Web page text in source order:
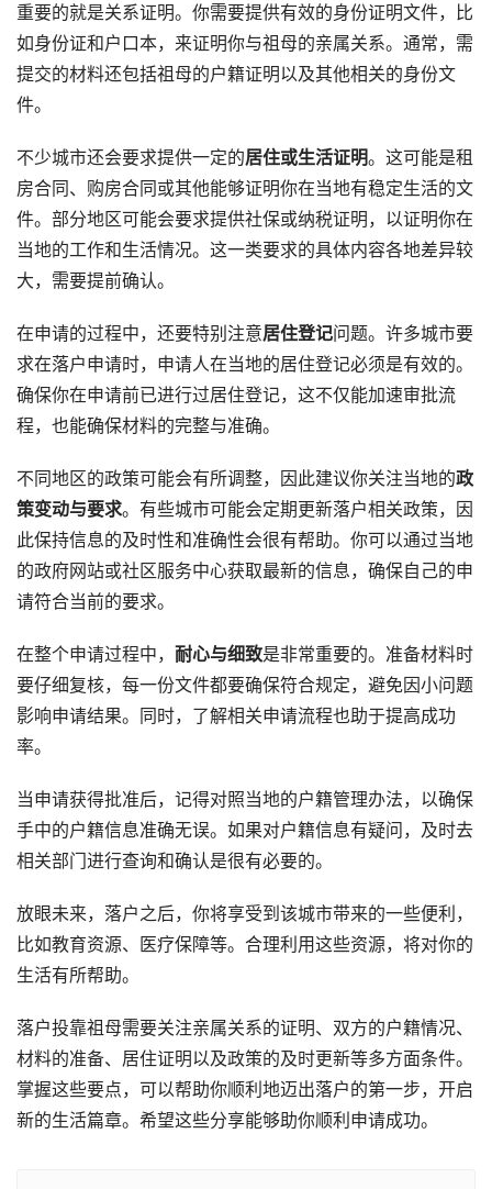
重要的就是关系证明。你需要提供有效的身份证明文件，比
如身份证和户口本，来证明你与祖母的亲属关系。通常，需
提交的材料还包括祖母的户籍证明以及其他相关的身份文
件。
不少城市还会要求提供一定的居住或生活证明。这可能是租
房合同、购房合同或其他能够证明你在当地有稳定生活的文
件。部分地区可能会要求提供社保或纳税证明，以证明你在
当地的工作和生活情况。这一类要求的具体内容各地差异较
大，需要提前确认。
在申请的过程中，还要特别注意居住登记问题。许多城市要
求在落户申请时，申请人在当地的居住登记必须是有效的。
确保你在申请前已进行过居住登记，这不仅能加速审批流
程，也能确保材料的完整与准确。
不同地区的政策可能会有所调整，因此建议你关注当地的政
策变动与要求。有些城市可能会定期更新落户相关政策，因
此保持信息的及时性和准确性会很有帮助。你可以通过当地
的政府网站或社区服务中心获取最新的信息，确保自己的申
请符合当前的要求。
在整个申请过程中， 耐心与细致是非常重要的。准备材料时
要仔细复核，每一份文件都要确保符合规定，避免因小问题
影响申请结果。同时，了解相关申请流程也助于提高成功
率。
当申请获得批准后，记得对照当地的户籍管理办法，以确保
手中的户籍信息准确无误。如果对户籍信息有疑问，及时去
相关部门进行查询和确认是很有必要的。
放眼未来，落户之后，你将享受到该城市带来的一些便利，
比如教育资源、医疗保障等。合理利用这些资源，将对你的
生活有所帮助。
落户投靠祖母需要关注亲属关系的证明、双方的户籍情况、
材料的准备、居住证明以及政策的及时更新等多方面条件。
掌握这些要点，可以帮助你顺利地迈出落户的第一步，开启
新的生活篇章。希望这些分享能够助你顺利申请成功。